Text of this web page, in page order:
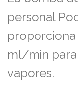
personal
proporciona
ml/min para
vapores.